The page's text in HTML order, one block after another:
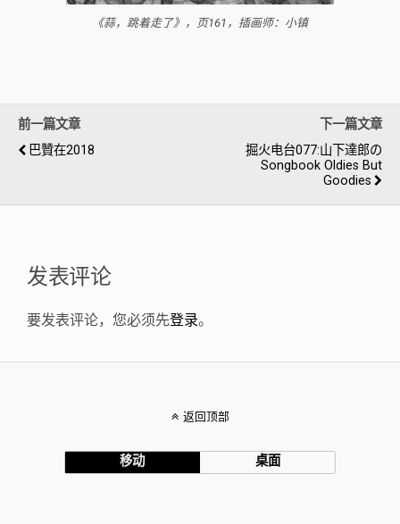
《蒜，跳着走了》，页161，插画师：小镇
前一篇文章
巴贊在2018
下一篇文章
掘火电台077:山下達郎の
Songbook Oldies But
Goodies
发表评论
要发表评论，您必须先登录。
返回顶部
移动 桌面